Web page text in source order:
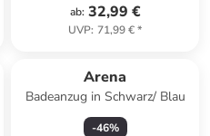
ab: 32,99 €
UVP: 71,99 €*
Arena
Badeanzug in Schwarz/ Blau
-46%